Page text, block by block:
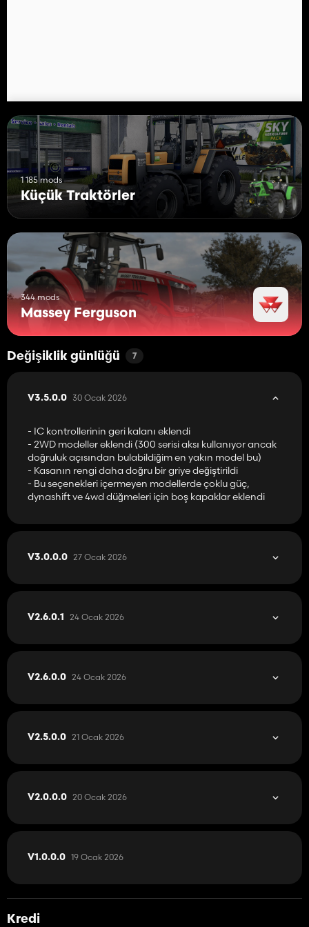
1 185 mods
Küçük Traktörler
344 mods
Massey Ferguson
Değişiklik günlüğü 7
V3.5.0.0 30 Ocak 2026
- IC kontrollerinin geri kalanı eklendi
- 2WD modeller eklendi (300 serisi aksı kullanıyor ancak
doğruluk açısından bulabildiğim en yakın model bu)
- Kasanın rengi daha doğru bir griye değiştirildi
- Bu seçenekleri içermeyen modellerde çoklu güç,
dynashift ve 4wd düğmeleri için boş kapaklar eklendi
V3.0.0.0 27 Ocak 2026
V2.6.0.1 24 Ocak 2026
V2.6.0.0 24 Ocak 2026
V2.5.0.0 21 Ocak 2026
V2.0.0.0 20 Ocak 2026
V1.0.0.0 19 Ocak 2026
Kredi